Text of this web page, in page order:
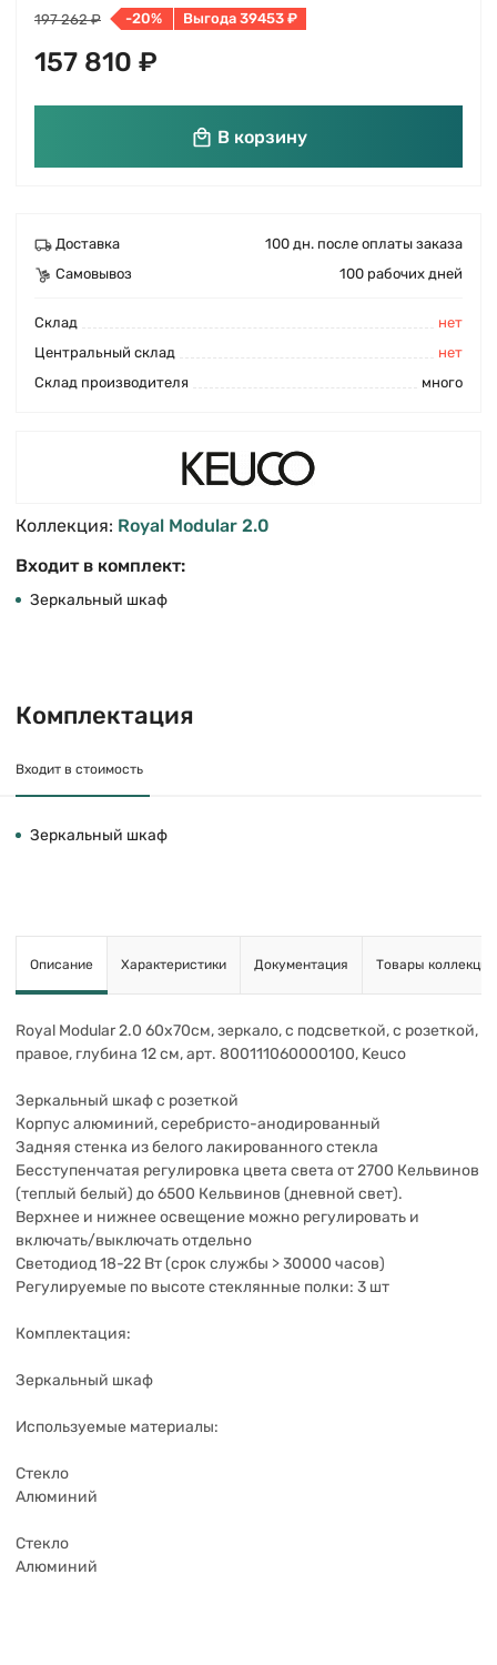
197 262 ₽ -20% Выгода 39453 ₽
157 810 ₽
В корзину
Доставка
100 дн. после оплаты заказа
Самовывоз
100 рабочих дней
Cклад
нет
Центральный склад
нет
Склад производителя
много
Коллекция: Royal Modular 2.0
Входит в комплект:
Зеркальный шкаф
Комплектация
Входит в стоимость
Зеркальный шкаф
Описание Характеристики Документация Товары коллекции
Royal Modular 2.0 60х70см, зеркало, с подсветкой, с розеткой,
правое, глубина 12 см, арт. 800111060000100, Keuco
Зеркальный шкаф с розеткой
Корпус алюминий, серебристо-анодированный
Задняя стенка из белого лакированного стекла
Бесступенчатая регулировка цвета света от 2700 Кельвинов
(теплый белый) до 6500 Кельвинов (дневной свет).
Верхнее и нижнее освещение можно регулировать и
включать/выключать отдельно
Светодиод 18-22 Вт (срок службы > 30000 часов)
Регулируемые по высоте стеклянные полки: 3 шт
Комплектация:
Зеркальный шкаф
Используемые материалы:
Стекло
Алюминий
Стекло
Алюминий